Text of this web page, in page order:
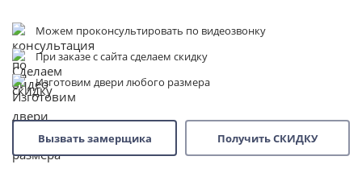
Можем проконсультировать по видеозвонку
При заказе с сайта сделаем скидку
Изготовим двери любого размера
Вызвать замерщика Получить СКИДКУ